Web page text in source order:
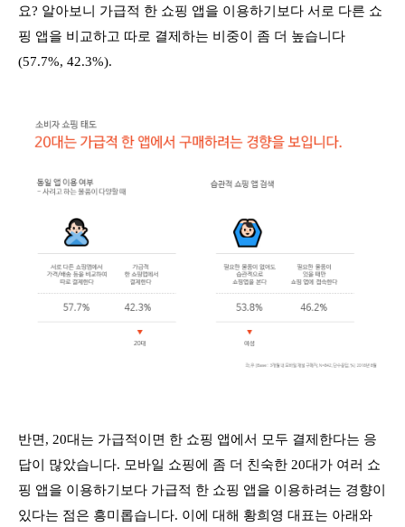
요? 알아보니 가급적 한 쇼핑 앱을 이용하기보다 서로 다른 쇼
핑 앱을 비교하고 따로 결제하는 비중이 좀 더 높습니다
(57.7%, 42.3%).
반면, 20대는 가급적이면 한 쇼핑 앱에서 모두 결제한다는 응
답이 많았습니다. 모바일 쇼핑에 좀 더 친숙한 20대가 여러 쇼
핑 앱을 이용하기보다 가급적 한 쇼핑 앱을 이용하려는 경향이
있다는 점은 흥미롭습니다. 이에 대해 황희영 대표는 아래와